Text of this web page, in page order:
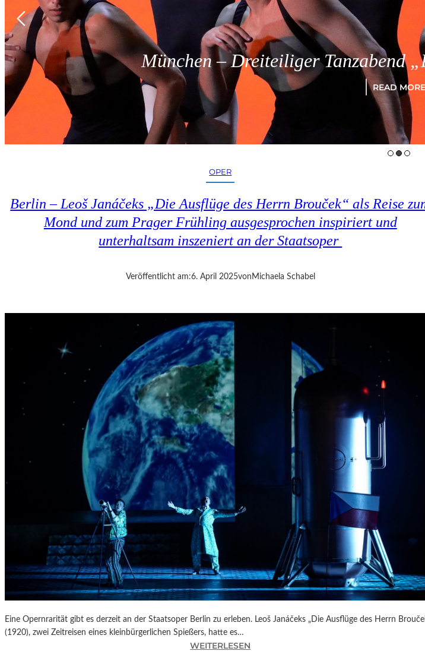
München – Dreiteiliger Tanzabend
READ MORE
OPER
Berlin – Leoš Janáčeks „Die Ausflüge des Herrn Brouček“ als Reise
Mond und zum Prager Frühling ausgesprochen inspiriert und
unterhaltsam inszeniert an der Staatsoper
Veröffentlicht am:6. April 2025von Michaela Schabel
Eine Opernrarität gibt es derzeit an der Staatsoper Berlin zu erleben. Leoš Janáčeks „Die Ausflüge des Herrn
(1920), zwei Zeitreisen eines kleinbürgerlichen Spießers, hatte es…
WEITERLESEN